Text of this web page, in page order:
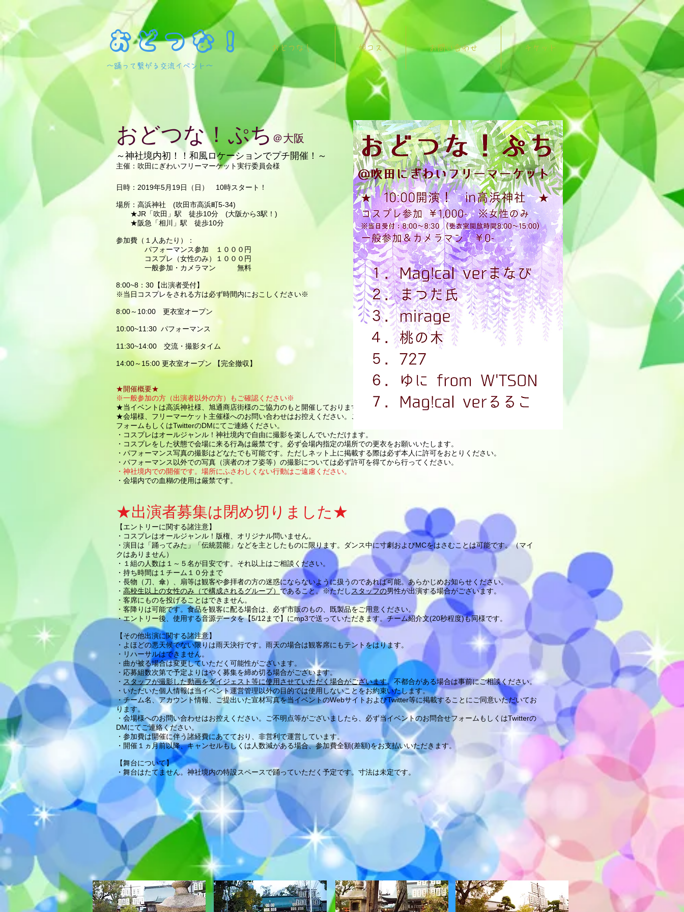
おどつな！
​～踊って繋がる交流イベント～
おどつな！ 旭コス お問い合わせ チケット
おどつな！ぷち ＠大阪
～神社境内初！！和風ロケーションでプチ開催！～
主催：吹田にぎわいフリーマーケット実行委員会様
日時：2019年5月19日（日） 10時スタート！
場所：高浜神社 (吹田市高浜町5-34)
★JR「吹田」駅 徒歩10分 (大阪から3駅！)
★阪急「相川」駅 徒歩10分
参加費（１人あたり）：
パフォーマンス参加 １０００円
コスプレ（女性のみ）１０００円
一般参加・カメラマン 無料​
8:00~8：30【出演者受付】
※当日コスプレをされる方は必ず時間内におこしください※
8:00～10:00 更衣室オープン
10:00~11:30 パフォーマンス
11:30~14:00 交流・撮影タイム
14:00～15:00 更衣室オープン 【完全撤収】
★開催概要★
※一般参加の方（出演者以外の方）もご確認ください※
★当イベントは高浜神社様、旭通商店街様のご協力のもと開催しております。
★会場様、フリーマーケット主催様へのお問い合わせはお控えください。ご不明点等がございましたら、必ず当イベントのお問合せ
フォームもしくはTwitterのDMにてご連絡ください。
・コスプレはオールジャンル！神社境内で自由に撮影を楽しんでいただけます。
・コスプレをした状態で会場に来る行為は厳禁です。必ず会場内指定の場所での更衣をお願いいたします。
・パフォーマンス写真の撮影はどなたでも可能です。ただしネット上に掲載する際は必ず本人に許可をおとりください。
・パフォーマンス以外での写真（演者のオフ姿等）の撮影については必ず許可を得てから行ってください。
・神社境内での開催です。場所にふさわしくない行動はご遠慮ください。
・会場内での血糊の使用は厳禁です。
★出演者募集は閉め切りました★
【エントリーに関する諸注意】
・コスプレはオールジャンル！版権、オリジナル問いません。
・演目は「踊ってみた」「伝統芸能」などを主としたものに限ります。ダンス中に寸劇およびMCをはさむことは可能です。（マイ
クはありません）
・１組の人数は１～５名が目安です。それ以上はご相談ください。
・持ち時間は１チーム１０分まで
・長物（刀、傘）、扇等は観客や参拝者の方の迷惑にならないように扱うのであれば可能。あらかじめお知らせください。
・ 高校生以上の女性のみ​（で構成されるグループ） であること。※ただし スタッフの男性が出演する場合がございます。
・客席にものを投げることはできません。
・客降りは可能です。食品を観客に配る場合は、必ず市販のもの、既製品をご用意ください。
・エントリー後、使用する音源データを【5/12まで】にmp3で送っていただきます。チーム紹介文(20秒程度)も同様です。​
【その他出演に関する諸注意】
・よほどの悪天候でない限りは雨天決行です。雨天の場合は観客席にもテントをはります。
・リハーサルはできません。
・曲が被る場合は変更していただく可能性がございます。
・応募組数次第で予定よりはやく募集を締め切る場合がございます。
・ スタッフが撮影した動画をダイジェスト等に使用させていただく場合がございます。不都合がある場合は事前にご相談ください。​
・いただいた個人情報は当イベント運営管理以外の目的では使用しないことをお約束いたします。
・チーム名、アカウント情報、ご提出いた宣材写真を当イベントのWebサイトおよびTwitter等に掲載することにご同意いただいてお
ります。
・会場様へのお問い合わせはお控えください。ご不明点等がございましたら、必ず当イベントのお問合せフォームもしくはTwitterの
DMにてご連絡ください。
・​参加費は開催に伴う諸経費にあてており、非営利で運営しています。
・開催１ヵ月前以降、キャンセルもしくは人数減がある場合、参加費全額(差額)をお支払いいただきます。
​【舞台について】
・舞台はたてません。神社境内の特設スペースで踊っていただく予定です。寸法は未定です。